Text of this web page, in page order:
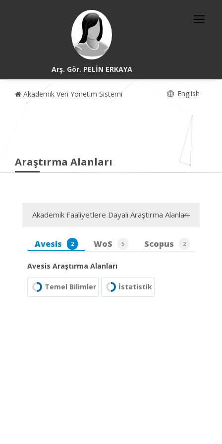
Arş. Gör. PELİN ERKAYA
Akademik Veri Yönetim Sistemi English
Araştırma Alanları
Akademik Faaliyetlere Dayalı Araştırma Alanları
Avesis 2 WoS 5 Scopus 2
Avesis Araştırma Alanları
Temel Bilimler İstatistik